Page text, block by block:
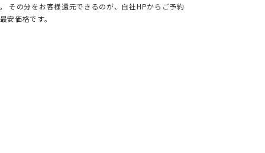
その分をお客様還元できるのが、自社HPからご予約
安価格です。